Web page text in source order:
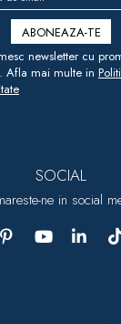
newsletter cu
Afla mai multe in
SOCIAL
ne in social